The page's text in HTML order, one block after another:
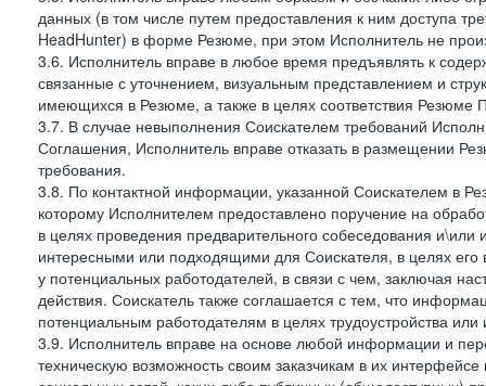
данных (в том числе путем предоставления к ним доступа
HeadHunter) в форме Резюме, при этом Исполнитель не
3.6. Исполнитель вправе в любое время предъявлять к
связанные с уточнением, визуальным представлением и
имеющихся в Резюме, а также в целях соответствия
3.7. В случае невыполнения Соискателем требований
Соглашения, Исполнитель вправе отказать в размещении
требования.
3.8. По контактной информации, указанной Соискателем в
которому Исполнителем предоставлено поручение на
в целях проведения предварительного собеседования
интересными или подходящими для Соискателя, в целях его
у потенциальных работодателей, в связи с чем, заключая
действия. Соискатель также соглашается с тем, что
потенциальным работодателям в целях трудоустройства
3.9. Исполнитель вправе на основе любой информации и
техническую возможность своим заказчикам в их